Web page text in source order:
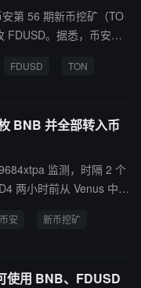
第 56 期新币挖矿（TO
FDUSD。据悉，币安本
FDUSD TON
BNB 并全部转入币
监测，时隔 2 个
两小时前从 Venus 中借
的 BNB 参与。
币安 新币挖矿
使用 BNB、FDUSD